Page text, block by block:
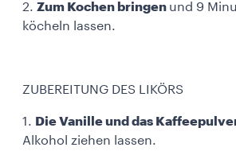
2. Zum Kochen bringen und 9
köcheln lassen.
ZUBEREITUNG DES LIKÖRS
1. Die Vanille und das
Alkohol ziehen lassen.